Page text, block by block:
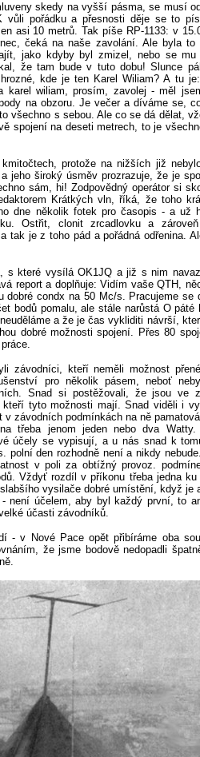
skedy na vyšší pásma, se musí
pořádku a přesnosti děje se to
asi 10 metrů. Tak píše RP-1133: v
čeká na naše zavolání. Ale byla to
jako kdyby byl zmizel, nebo se mu
že tam bude v tuto dobu! Slunce
kde je ten Karel Wiliam? A tu
karel wiliam, prosím, zavolej - měl
na obzoru. Je večer a díváme se,
všechno s sebou. Ale co se dá dělat,
spojení na deseti metrech, to je
protože na nižších již
jeho široký úsměv prozrazuje, že je
sám, hi! Zodpovědný operátor si
Krátkých vln, říká, že toho
dne několik fotek pro časopis - a už
Ostřit, clonit zrcadlovku a
tak je z toho pád a pořádná odřenina.
s které vysílá OK1JQ a již s nim
report a doplňuje: Vidím vaše QTH,
condx na 50 Mc/s. Pracujeme se
bodů pomalu, ale stále narůstá O páté
a že je čas vykliditi návrší,
dobré možnosti spojení. Přes 80
závodníci, kteří neměli možnost
pro několik pásem, neboť
Snad si postěžovali, že jsou ve
tyto možnosti mají. Snad viděli i
závodních podmínkách na ně
třeba jenom jeden nebo dva
účely se vypisují, a u nás snad k
polní den rozhodně není a nikdy
v poli za obtížný provoz.
Vždyť rozdíl v příkonu třeba jedna ku
vysilače dobré umístění, když je
není účelem, aby byl každý první, to
účasti závodníků.
- v Nové Pace opět přibíráme oba
že jsme bodově nedopadli